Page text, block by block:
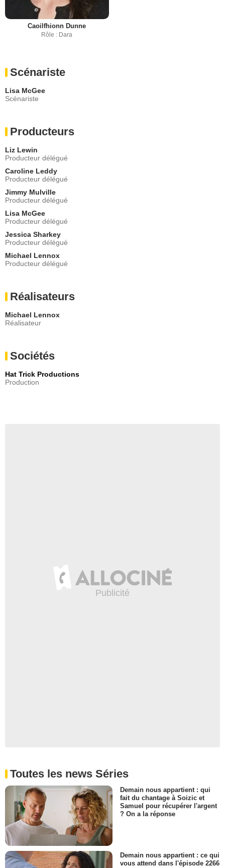
Caoilfhionn Dunne
Rôle : Dara
Scénariste
Lisa McGee
Scénariste
Producteurs
Liz Lewin
Producteur délégué
Caroline Leddy
Producteur délégué
Jimmy Mulville
Producteur délégué
Lisa McGee
Producteur délégué
Jessica Sharkey
Producteur délégué
Michael Lennox
Producteur délégué
Réalisateurs
Michael Lennox
Réalisateur
Sociétés
Hat Trick Productions
Production
Toutes les news Séries
Demain nous appartient : qui
fait du chantage à Soizic et
Samuel pour récupérer l'argent
? On a la réponse
Demain nous appartient : ce qui
vous attend dans l'épisode 2266